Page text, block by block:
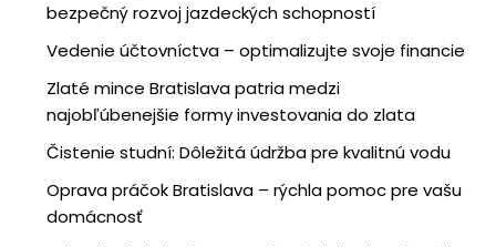
bezpečný rozvoj jazdeckých schopností
Vedenie účtovníctva – optimalizujte svoje financie
Zlaté mince Bratislava patria medzi
najobľúbenejšie formy investovania do zlata
Čistenie studní: Dôležitá údržba pre kvalitnú vodu
Oprava práčok Bratislava – rýchla pomoc pre vašu
domácnosť